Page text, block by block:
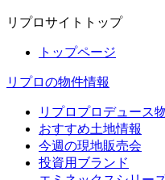
リプロサイトトップ
トップページ
リプロの物件情報
リプロプロデュース
おすすめ土地情報
今週の現地販売会
投資用ブランド